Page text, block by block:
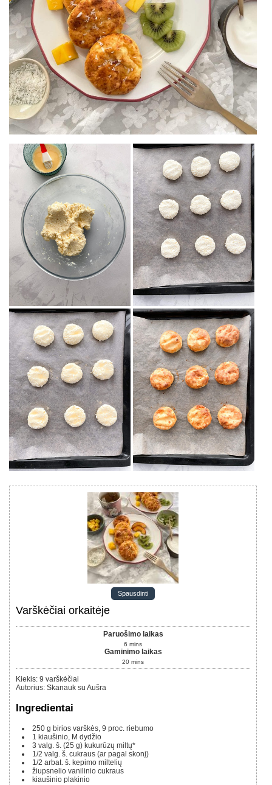
Spausdinti
Varškėčiai orkaitėje
Paruošimo laikas
6 mins
Gaminimo laikas
20 mins
Kiekis: 9 varškėčiai
Autorius: Skanauk su Aušra
Ingredientai
250 g birios varškės, 9 proc. riebumo
1 kiaušinio, M dydžio
3 valg. š. (25 g) kukurūzų miltų*
1/2 valg. š. cukraus (ar pagal skonį)
1/2 arbat. š. kepimo miltelių
žiupsnelio vanilinio cukraus
kiaušinio plakinio